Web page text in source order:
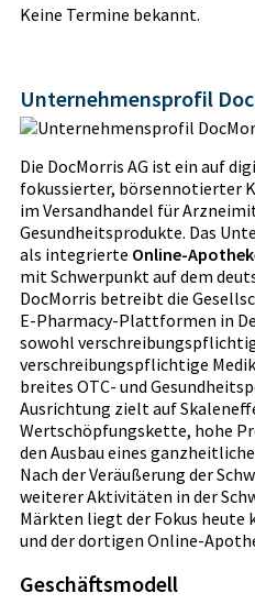
Keine Termine bekannt.
Unternehmensprofil
Die DocMorris AG ist ein auf
fokussierter, börsennotierter
im Versandhandel für
Gesundheitsprodukte. Das
als integrierte Online-
mit Schwerpunkt auf dem
DocMorris betreibt die
E-Pharmacy-Plattformen in
sowohl
verschreibungspflichtige
breites OTC- und
Ausrichtung zielt auf
Wertschöpfungskette, hohe
den Ausbau eines
Nach der Veräußerung der
weiterer Aktivitäten in der
Märkten liegt der Fokus heute
und der dortigen Online-
Geschäftsmodell